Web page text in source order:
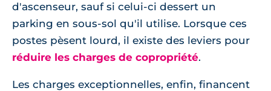
d'ascenseur, sauf si celui-ci dessert un
parking en sous-sol qu'il utilise. Lorsque ces
postes pèsent lourd, il existe des leviers pour
réduire les charges de copropriété.
Les charges exceptionnelles, enfin, financent